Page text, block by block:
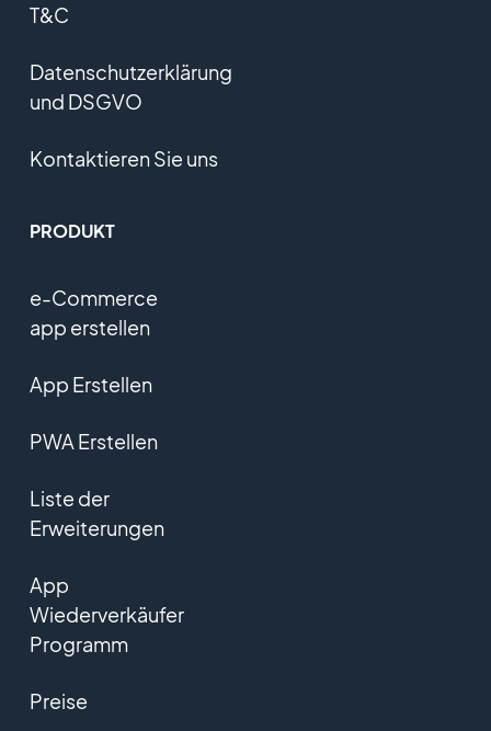
T&C
Datenschutzerklärung
und DSGVO
Kontaktieren Sie uns
PRODUKT
e-Commerce
app erstellen
App Erstellen
PWA Erstellen
Liste der
Erweiterungen
App
Wiederverkäufer
Programm
Preise